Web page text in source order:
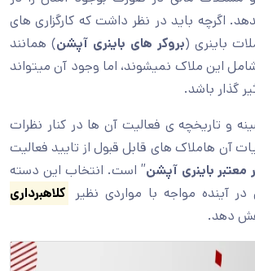
اگرچه باید در نظر داشت که کارگزاری های
باینری (بروکر های باینری آپشن) همانند
این ملاک نمیشوند، اما وجود آن میتواند
گذار باشد.
و تاریخچه ی فعالیت آن ها در کنار نظرات
آن هاملاک های قابل قبول از تایید فعالیت
معتبر باینری آپشن” است. انتخاب این دسته
در آینده مواجه با مواردی نظیر
کلاهبرداری
دهد.